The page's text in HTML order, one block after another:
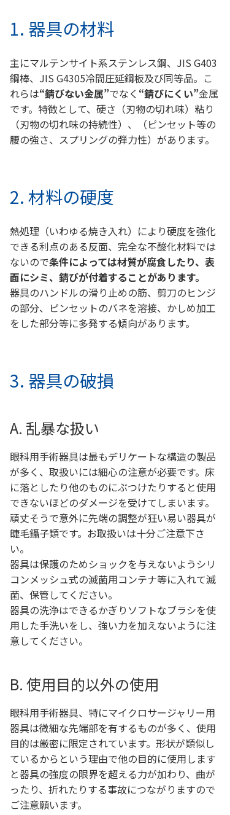
1. 器具の材料
主にマルテンサイト系ステンレス鋼、JIS G403
鋼棒、JIS G4305冷間圧延鋼板及び同等品。こ
れらは“錆びない金属”でなく “錆びにくい”金属
です。特徴として、硬さ（刃物の切れ味）粘り
（刃物の切れ味の持続性）、（ピンセット等の
腰の強さ、スプリングの弾力性）があります。
2. 材料の硬度
熱処理（いわゆる焼き入れ）により硬度を強化
できる利点のある反面、完全な不酸化材料では
ないので条件によっては材質が腐食したり、表
面にシミ、錆びが付着することがあります。
器具のハンドルの滑り止めの筋、剪刀のヒンジ
の部分、ピンセットのバネを溶接、かしめ加工
をした部分等に多発する傾向があります。
3. 器具の破損
A. 乱暴な扱い
眼科用手術器具は最もデリケートな構造の製品
が多く、取扱いには細心の注意が必要です。床
に落としたり他のものにぶつけたりすると使用
できないほどのダメージを受けてしまいます。
頑丈そうで意外に先端の調整が狂い易い器具が
睫毛鑷子類です。お取扱いは十分ご注意下さ
い。
器具は保護のためショックを与えないようシリ
コンメッシュ式の滅菌用コンテナ等に入れて滅
菌、保管してください。
器具の洗浄はできるかぎりソフトなブラシを使
用した手洗いをし、強い力を加えないように注
意してください。
B. 使用目的以外の使用
眼科用手術器具、特にマイクロサージャリー用
器具は微細な先端部を有するものが多く、使用
目的は厳密に限定されています。形状が類似し
ているからという理由で他の目的に使用します
と器具の強度の限界を超える力が加わり、曲が
ったり、折れたりする事故につながりますので
ご注意願います。